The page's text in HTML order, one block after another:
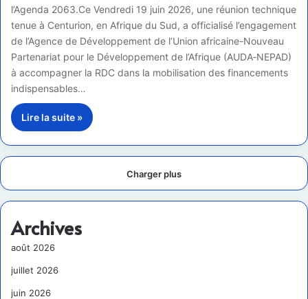
l’Agenda 2063.Ce Vendredi 19 juin 2026, une réunion technique
tenue à Centurion, en Afrique du Sud, a officialisé l’engagement
de l’Agence de Développement de l’Union africaine-Nouveau
Partenariat pour le Développement de l’Afrique (AUDA‑NEPAD)
à accompagner la RDC dans la mobilisation des financements
indispensables…
Lire la suite »
Charger plus
Archives
août 2026
juillet 2026
juin 2026